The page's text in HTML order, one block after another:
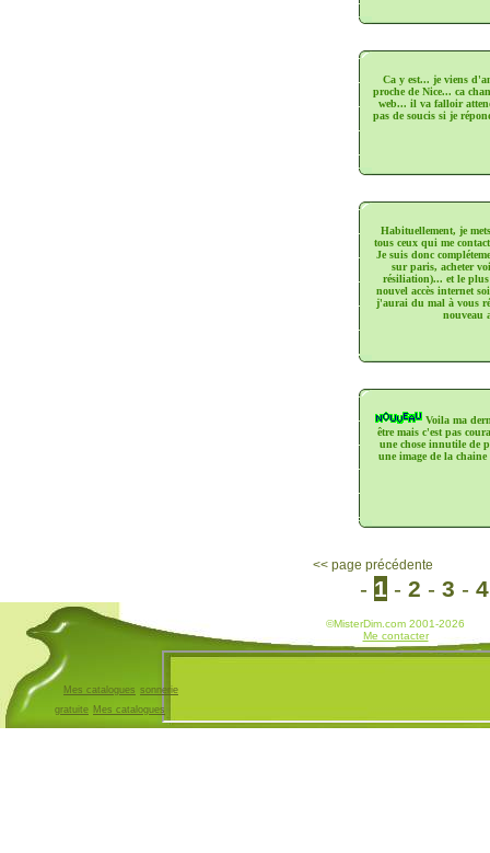
Ca y est... je viens
proche de Nice... ca
web... il va falloir
pas de soucis si je
Habituellement, je
tous ceux qui me
Je suis donc
sur paris, acheter
résiliation)... et le
nouvel accès internet
j'aurai du mal à vous
nouveau
Voila ma
être mais c'est pas
une chose innutile de
une image de la
<< page précédente
- 1 - 2 - 3 - 4
Mes catalogues sonnerie
gratuite Mes catalogues
©MisterDim.com 2001-2026
Me contacter